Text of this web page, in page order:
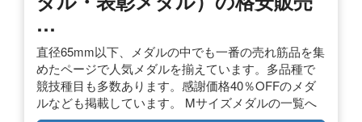
…
直径65mm以下、メダルの中でも一番の売れ筋品を集
めたページで人気メダルを揃えています。多品種で
競技種目も多数あります。感謝価格40％OFFのメダ
ルなども掲載しています。 Mサイズメダルの一覧へ